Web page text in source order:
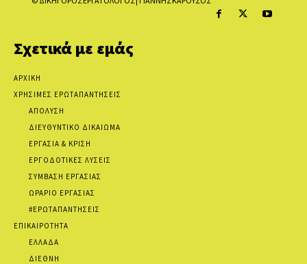
Σχετικά με εμάς
ΑΡΧΙΚΗ
ΧΡΗΣΙΜΕΣ ΕΡΩΤΑΠΑΝΤΗΣΕΙΣ
ΑΠΟΛΥΣΗ
ΔΙΕΥΘΥΝΤΙΚΟ ΔΙΚΑΙΩΜΑ
ΕΡΓΑΣΙΑ & ΚΡΙΣΗ
ΕΡΓΟΔΟΤΙΚΕΣ ΛΥΣΕΙΣ
ΣΥΜΒΑΣΗ ΕΡΓΑΣΙΑΣ
ΩΡΑΡΙΟ ΕΡΓΑΣΙΑΣ
#ΕΡΩΤΑΠΑΝΤΗΣΕΙΣ
ΕΠΙΚΑΙΡΟΤΗΤΑ
ΕΛΛΑΔΑ
ΔΙΕΘΝΗ